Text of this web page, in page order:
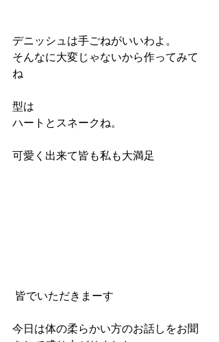
デニッシュは手ごねがいいわよ。
そんなに大変じゃないから作ってみて
ね
型は
ハートとスネークね。
可愛く出来て皆も私も大満足
皆でいただきまーす
今日は体の柔らかい方のお話しをお聞